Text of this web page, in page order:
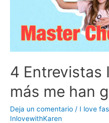
4 Entrevistas
más me han
Deja un comentario / I love
InlovewithKaren